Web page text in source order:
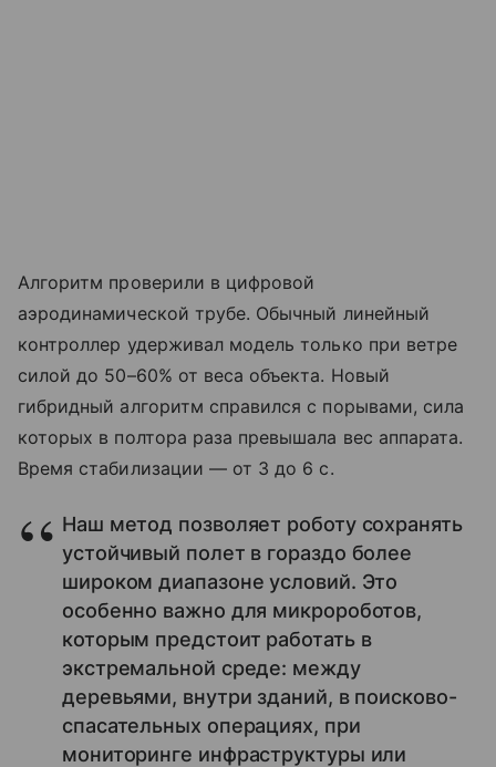
Алгоритм проверили в цифровой
аэродинамической трубе. Обычный линейный
контроллер удерживал модель только при ветре
силой до 50–60% от веса объекта. Новый
гибридный алгоритм справился с порывами, сила
которых в полтора раза превышала вес аппарата.
Время стабилизации — от 3 до 6 с.
Наш метод позволяет роботу сохранять
устойчивый полет в гораздо более
широком диапазоне условий. Это
особенно важно для микророботов,
которым предстоит работать в
экстремальной среде: между
деревьями, внутри зданий, в поисково-
спасательных операциях, при
мониторинге инфраструктуры или